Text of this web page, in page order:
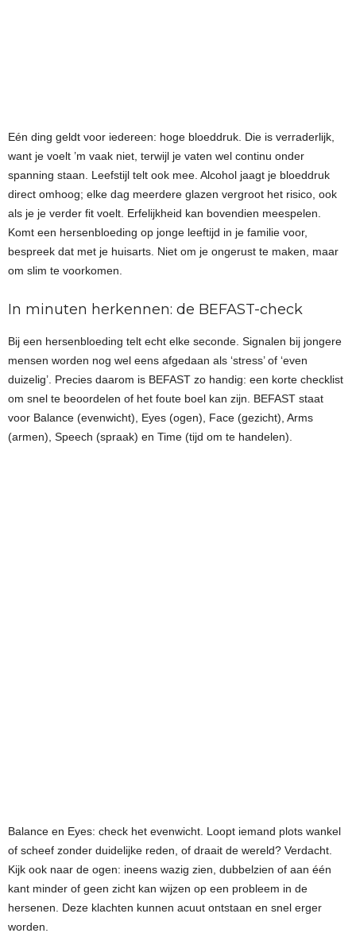
Eén ding geldt voor iedereen: hoge bloeddruk. Die is verraderlijk,
want je voelt ’m vaak niet, terwijl je vaten wel continu onder
spanning staan. Leefstijl telt ook mee. Alcohol jaagt je bloeddruk
direct omhoog; elke dag meerdere glazen vergroot het risico, ook
als je je verder fit voelt. Erfelijkheid kan bovendien meespelen.
Komt een hersenbloeding op jonge leeftijd in je familie voor,
bespreek dat met je huisarts. Niet om je ongerust te maken, maar
om slim te voorkomen.
In minuten herkennen: de BEFAST-check
Bij een hersenbloeding telt echt elke seconde. Signalen bij jongere
mensen worden nog wel eens afgedaan als ‘stress’ of ‘even
duizelig’. Precies daarom is BEFAST zo handig: een korte checklist
om snel te beoordelen of het foute boel kan zijn. BEFAST staat
voor Balance (evenwicht), Eyes (ogen), Face (gezicht), Arms
(armen), Speech (spraak) en Time (tijd om te handelen).
Balance en Eyes: check het evenwicht. Loopt iemand plots wankel
of scheef zonder duidelijke reden, of draait de wereld? Verdacht.
Kijk ook naar de ogen: ineens wazig zien, dubbelzien of aan één
kant minder of geen zicht kan wijzen op een probleem in de
hersenen. Deze klachten kunnen acuut ontstaan en snel erger
worden.